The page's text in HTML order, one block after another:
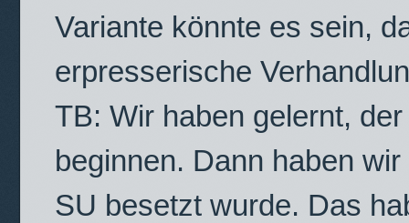
Variante könnte es sein,
erpresserische
TB: Wir haben gelernt,
beginnen. Dann haben
SU besetzt wurde. Das